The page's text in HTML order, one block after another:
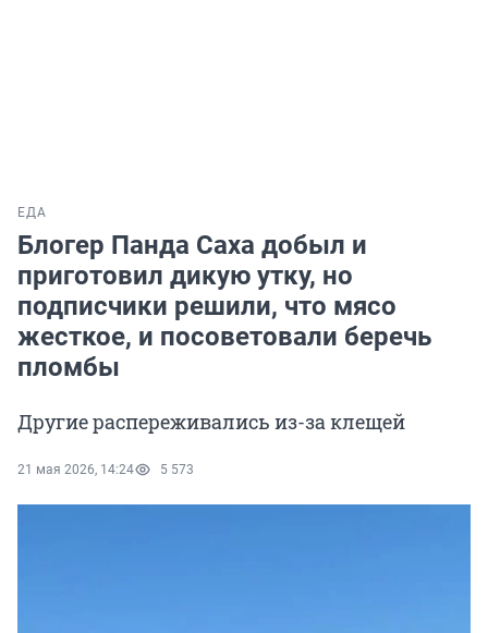
ЕДА
Блогер Панда Саха добыл и
приготовил дикую утку, но
подписчики решили, что мясо
жесткое, и посоветовали беречь
пломбы
Другие распереживались из-за клещей
21 мая 2026, 14:24 5 573